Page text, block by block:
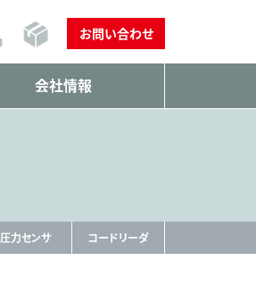
お問い合わせ
会社情報
圧力センサ コードリーダ